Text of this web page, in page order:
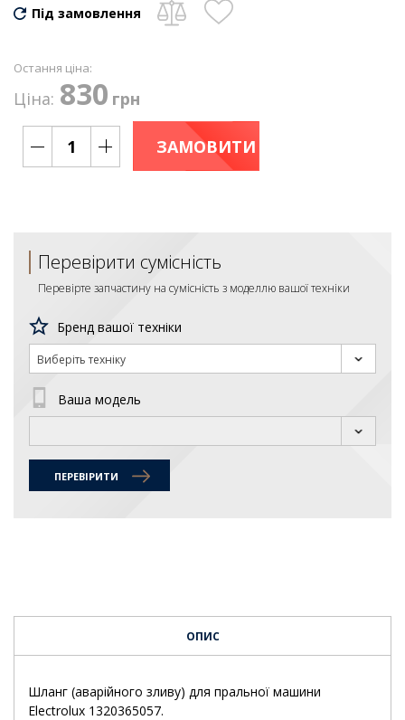
Під замовлення
Остання ціна:
Ціна: 830 грн
ЗАМОВИТИ
Перевірити сумісність
Перевірте запчастину на сумісність з моделлю вашої техніки
Бренд вашої техніки
Виберіть техніку
Ваша модель
ПЕРЕВІРИТИ
ОПИС
Шланг (аварійного зливу) для пральної машини
Electrolux 1320365057.